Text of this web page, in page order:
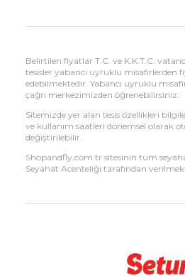
Belirtilen fiyatlar T.C. ve K.K.T.C.
tesisler yabancı uyruklu misafirlerden
edebilmektedir. Yabancı uyruklu
çağrı merkezimizden öğrenebilirsiniz.
Sitemizde yer alan tesis özellikleri
ve kullanım saatleri dönemsel olarak
değiştirilebilir.
Shopandfly.com.tr sitesinin tüm
Seyahat Acenteliği tarafından